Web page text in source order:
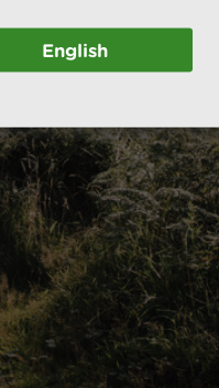
English